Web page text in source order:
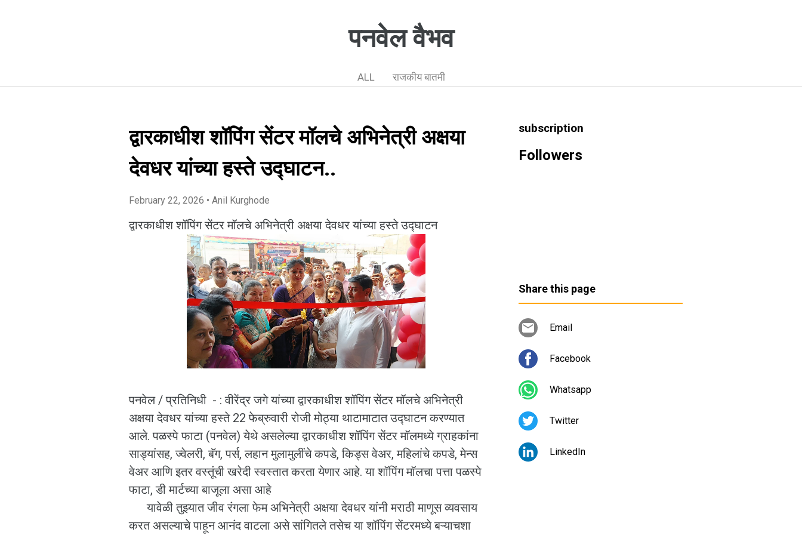
पनवेल वैभव
ALL राजकीय बातमी
द्वारकाधीश शॉपिंग सेंटर मॉलचे अभिनेत्री अक्षया
देवधर यांच्या हस्ते उद्घाटन..
February 22, 2026 • Anil Kurghode
द्वारकाधीश शॉपिंग सेंटर मॉलचे अभिनेत्री अक्षया देवधर यांच्या हस्ते उद्घाटन
पनवेल / प्रतिनिधी - : वीरेंद्र जगे यांच्या द्वारकाधीश शॉपिंग सेंटर मॉलचे अभिनेत्री
अक्षया देवधर यांच्या हस्ते 22 फेब्रुवारी रोजी मोठ्या थाटामाटात उद्घाटन करण्यात
आले. पळस्पे फाटा (पनवेल) येथे असलेल्या द्वारकाधीश शॉपिंग सेंटर मॉलमध्ये ग्राहकांना
साड्यांसह, ज्वेलरी, बॅग, पर्स, लहान मुलामुलींचे कपडे, किड्स वेअर, महिलांचे कपडे, मेन्स
वेअर आणि इतर वस्तूंची खरेदी स्वस्तात करता येणार आहे. या शॉपिंग मॉलचा पत्ता पळस्पे
फाटा, डी मार्टच्या बाजूला असा आहे
यावेळी तुझ्यात जीव रंगला फेम अभिनेत्री अक्षया देवधर यांनी मराठी माणूस व्यवसाय
करत असल्याचे पाहून आनंद वाटला असे सांगितले तसेच या शॉपिंग सेंटरमध्ये बऱ्याचशा
subscription
Followers
Share this page
Email
Facebook
Whatsapp
Twitter
LinkedIn